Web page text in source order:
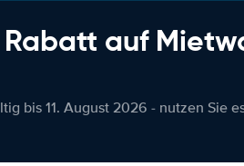
Rabatt auf
bis 11. August 2026 - nutzen Sie